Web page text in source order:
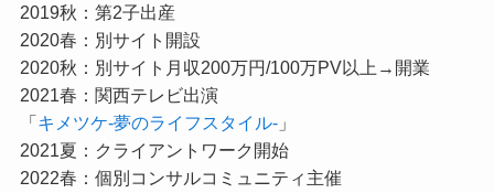
2019秋：第2子出産
2020春：別サイト開設
2020秋：別サイト月収200万円/100万PV以上→開業
2021春：関西テレビ出演
「キメツケ-夢のライフスタイル-」
2021夏：クライアントワーク開始
2022春：個別コンサルコミュニティ主催